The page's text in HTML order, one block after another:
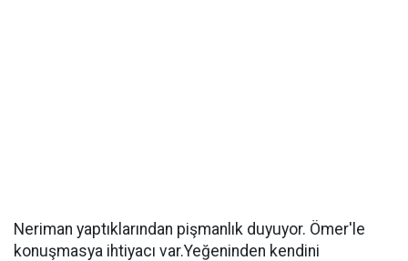
Neriman yaptıklarından pişmanlık duyuyor. Ömer'le
konuşmasya ihtiyacı var.Yeğeninden kendini